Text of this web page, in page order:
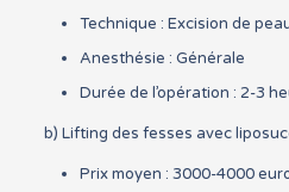
Technique : Excision de
Anesthésie : Générale
Durée de l’opération : 2-3
b) Lifting des fesses avec
Prix moyen : 3000-4000